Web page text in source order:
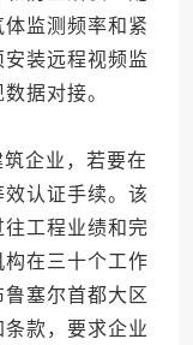
监测频率和紧
装远程视频监
据对接。
企业，若要在
认证手续。该
工程业绩和完
在三十个工作
塞尔首都大区
款，要求企业